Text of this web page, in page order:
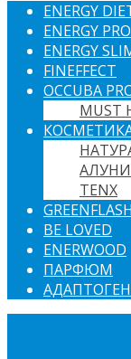
ENERGY
ENERGY PRO
ENERGY
FINEFFECT
OCCUBA
MUST
TENX
GREENFLASH
BE LOVED
ENERWOOD
ПАРФЮМ